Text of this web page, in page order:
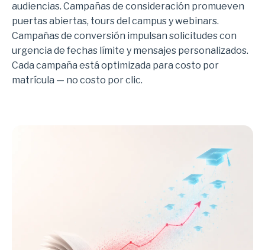
audiencias. Campañas de consideración promueven
puertas abiertas, tours del campus y webinars.
Campañas de conversión impulsan solicitudes con
urgencia de fechas límite y mensajes personalizados.
Cada campaña está optimizada para costo por
matrícula — no costo por clic.